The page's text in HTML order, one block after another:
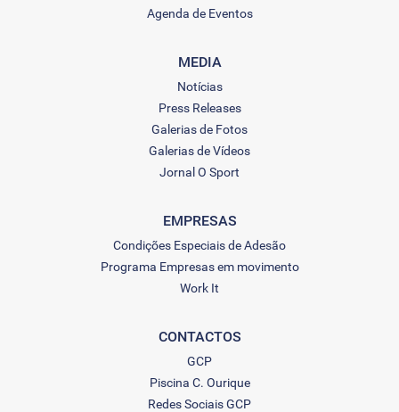
Agenda de Eventos
MEDIA
Notícias
Press Releases
Galerias de Fotos
Galerias de Vídeos
Jornal O Sport
EMPRESAS
Condições Especiais de Adesão
Programa Empresas em movimento
Work It
CONTACTOS
GCP
Piscina C. Ourique
Redes Sociais GCP